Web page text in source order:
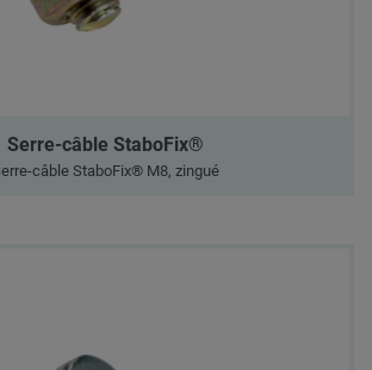
Serre-câble StaboFix®
câble StaboFix® M8, zingué